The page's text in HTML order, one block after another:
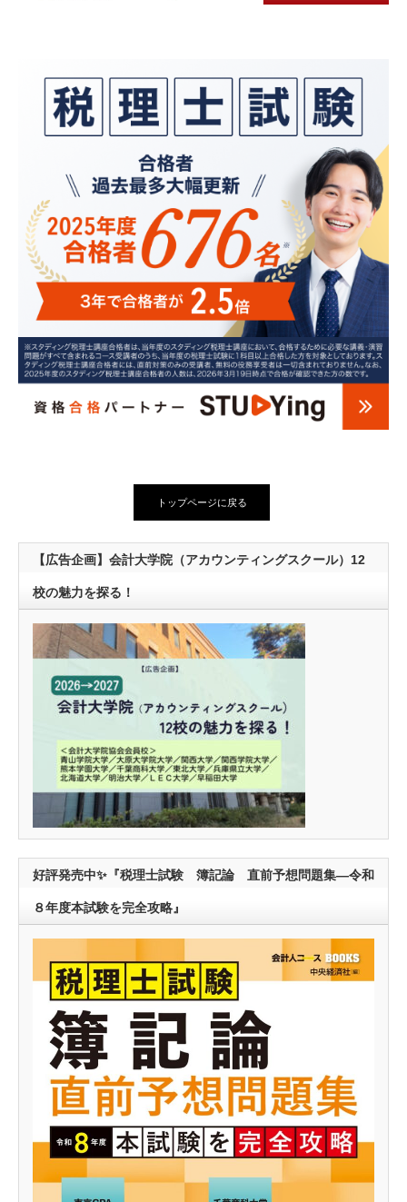
トップページに戻る
【広告企画】会計大学院（アカウンティングスクール）12
校の魅力を探る！
好評発売中✨『税理士試験 簿記論 直前予想問題集―令和
８年度本試験を完全攻略』